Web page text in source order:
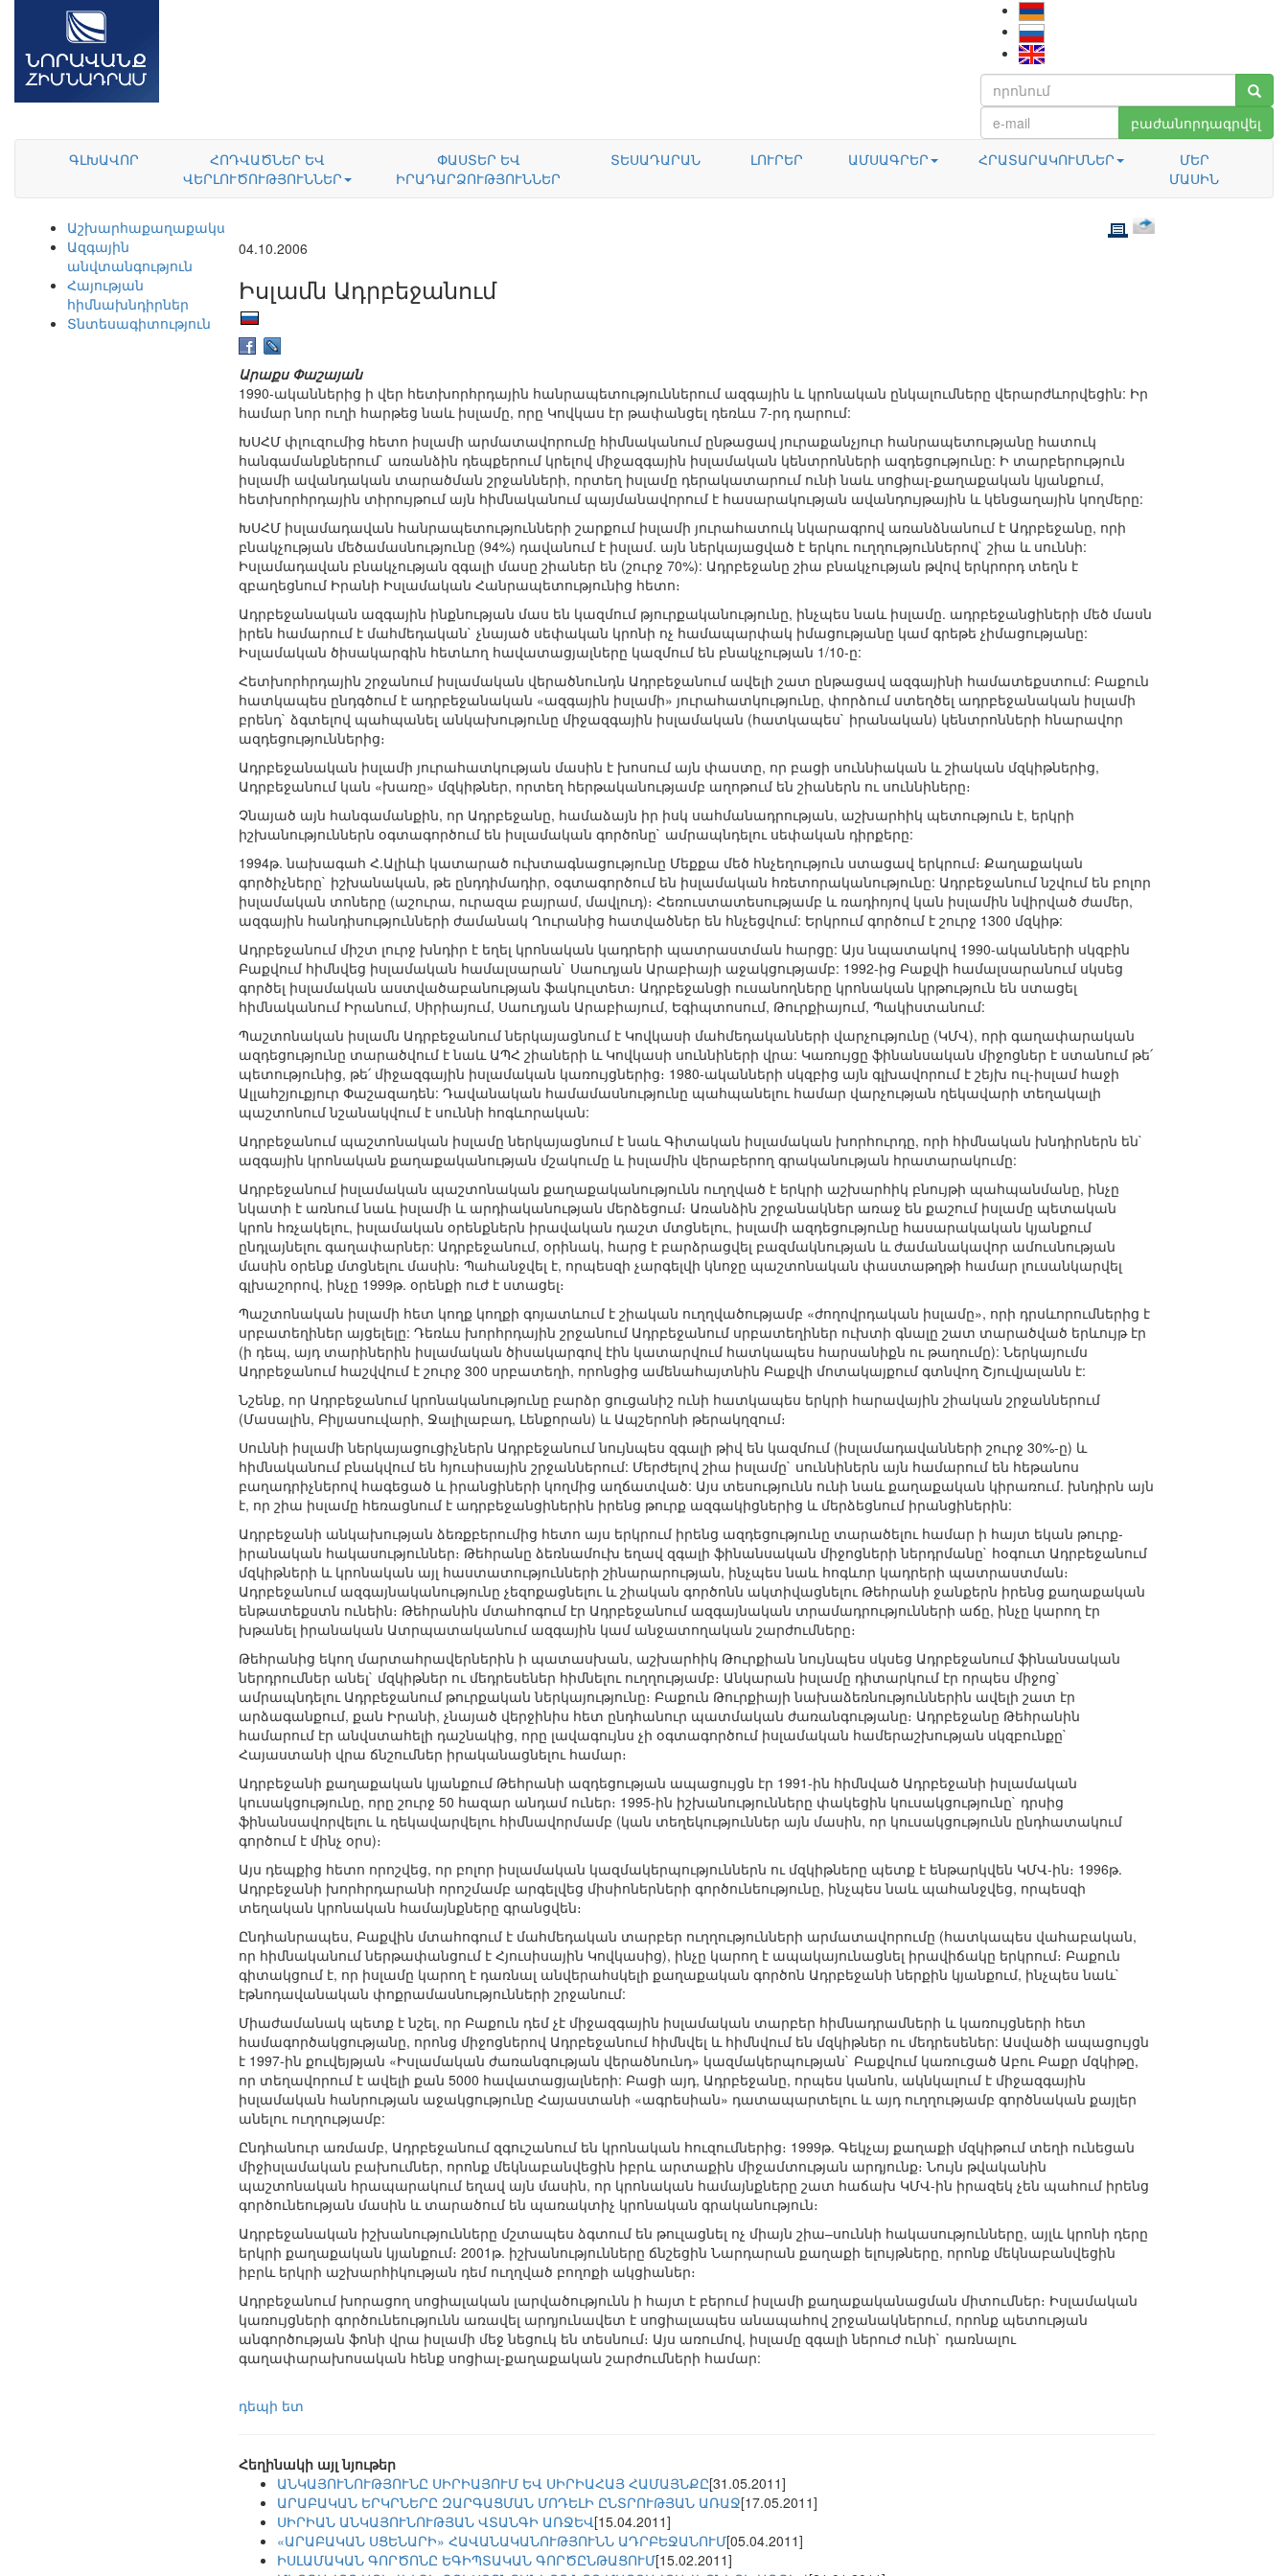
բաժանորդագրվել
ԳԼԽԱՎՈՐ
ՀՈԴՎԱԾՆԵՐ ԵՎ
ՎԵՐԼՈՒԾՈՒԹՅՈՒՆՆԵՐ
ՓԱՍՏԵՐ ԵՎ
ԻՐԱԴԱՐՁՈՒԹՅՈՒՆՆԵՐ
ՏԵՍԱԴԱՐԱՆ ԼՈՒՐԵՐ ԱՄՍԱԳՐԵՐ ՀՐԱՏԱՐԱԿՈՒՄՆԵՐ
ՄԵՐ
ՄԱՍԻՆ
Աշխարհաքաղաքականություն
Ազգային
անվտանգություն
Հայության
հիմնախնդիրներ
Տնտեսագիտություն
04.10.2006
Իսլամն Ադրբեջանում
Արաքս Փաշայան
1990-ականներից ի վեր հետխորհրդային հանրապետություններում ազգային և կրոնական ընկալումները վերարժևորվեցին: Իր
համար նոր ուղի հարթեց նաև իսլամը, որը Կովկաս էր թափանցել դեռևս 7-րդ դարում:
ԽՍՀՄ փլուզումից հետո իսլամի արմատավորումը հիմնականում ընթացավ յուրաքանչյուր հանրապետությանը հատուկ
հանգամանքներում` առանձին դեպքերում կրելով միջազգային իսլամական կենտրոնների ազդեցությունը: Ի տարբերություն
իսլամի ավանդական տարածման շրջանների, որտեղ իսլամը դերակատարում ունի նաև սոցիալ-քաղաքական կյանքում,
հետխորհրդային տիրույթում այն հիմնականում պայմանավորում է հասարակության ավանդույթային և կենցաղային կողմերը:
ԽՍՀՄ իսլամադավան հանրապետությունների շարքում իսլամի յուրահատուկ նկարագրով առանձնանում է Ադրբեջանը, որի
բնակչության մեծամասնությունը (94%) դավանում է իսլամ. այն ներկայացված է երկու ուղղություններով` շիա և սուննի:
Իսլամադավան բնակչության զգալի մասը շիաներ են (շուրջ 70%): Ադրբեջանը շիա բնակչության թվով երկրորդ տեղն է
զբաղեցնում Իրանի Իսլամական Հանրապետությունից հետո։
Ադրբեջանական ազգային ինքնության մաս են կազմում թյուրքականությունը, ինչպես նաև իսլամը. ադրբեջանցիների մեծ մասն
իրեն համարում է մահմեդական` չնայած սեփական կրոնի ոչ համապարփակ իմացությանը կամ գրեթե չիմացությանը:
Իսլամական ծիսակարգին հետևող հավատացյալները կազմում են բնակչության 1/10-ը:
Հետխորհրդային շրջանում իսլամական վերածնունդն Ադրբեջանում ավելի շատ ընթացավ ազգայինի համատեքստում: Բաքուն
հատկապես ընդգծում է ադրբեջանական «ազգային իսլամի» յուրահատկությունը, փորձում ստեղծել ադրբեջանական իսլամի
բրենդ` ձգտելով պահպանել անկախությունը միջազգային իսլամական (հատկապես` իրանական) կենտրոնների հնարավոր
ազդեցություններից։
Ադրբեջանական իսլամի յուրահատկության մասին է խոսում այն փաստը, որ բացի սուննիական և շիական մզկիթներից,
Ադրբեջանում կան «խառը» մզկիթներ, որտեղ հերթականությամբ աղոթում են շիաներն ու սուննիները։
Չնայած այն հանգամանքին, որ Ադրբեջանը, համաձայն իր իսկ սահմանադրության, աշխարհիկ պետություն է, երկրի
իշխանություններն օգտագործում են իսլամական գործոնը` ամրապնդելու սեփական դիրքերը:
1994թ. նախագահ Հ.Ալիևի կատարած ուխտագնացությունը Մեքքա մեծ հնչեղություն ստացավ երկրում։ Քաղաքական
գործիչները` իշխանական, թե ընդդիմադիր, օգտագործում են իսլամական հռետորականությունը: Ադրբեջանում նշվում են բոլոր
իսլամական տոները (աշուրա, ուրազա բայրամ, մավլուդ)։ Հեռուստատեսությամբ և ռադիոյով կան իսլամին նվիրված ժամեր,
ազգային հանդիսությունների ժամանակ Ղուրանից հատվածներ են հնչեցվում: Երկրում գործում է շուրջ 1300 մզկիթ:
Ադրբեջանում միշտ լուրջ խնդիր է եղել կրոնական կադրերի պատրաստման հարցը: Այս նպատակով 1990-ականների սկզբին
Բաքվում հիմնվեց իսլամական համալսարան` Սաուդյան Արաբիայի աջակցությամբ: 1992-ից Բաքվի համալսարանում սկսեց
գործել իսլամական աստվածաբանության ֆակուլտետ։ Ադրբեջանցի ուսանողները կրոնական կրթություն են ստացել
հիմնականում Իրանում, Սիրիայում, Սաուդյան Արաբիայում, Եգիպտոսում, Թուրքիայում, Պակիստանում:
Պաշտոնական իսլամն Ադրբեջանում ներկայացնում է Կովկասի մահմեդականների վարչությունը (ԿՄՎ), որի գաղափարական
ազդեցությունը տարածվում է նաև ԱՊՀ շիաների և Կովկասի սուննիների վրա: Կառույցը ֆինանսական միջոցներ է ստանում թե՛
պետությունից, թե՛ միջազգային իսլամական կառույցներից։ 1980-ականների սկզբից այն գլխավորում է շեյխ ուլ-իսլամ հաջի
Ալլահշյուքյուր Փաշազադեն: Դավանական համամասնությունը պահպանելու համար վարչության ղեկավարի տեղակալի
պաշտոնում նշանակվում է սուննի հոգևորական:
Ադրբեջանում պաշտոնական իսլամը ներկայացնում է նաև Գիտական իսլամական խորհուրդը, որի հիմնական խնդիրներն են`
ազգային կրոնական քաղաքականության մշակումը և իսլամին վերաբերող գրականության հրատարակումը:
Ադրբեջանում իսլամական պաշտոնական քաղաքականությունն ուղղված է երկրի աշխարհիկ բնույթի պահպանմանը, ինչը
նկատի է առնում նաև իսլամի և արդիականության մերձեցում։ Առանձին շրջանակներ առաջ են քաշում իսլամը պետական
կրոն հռչակելու, իսլամական օրենքներն իրավական դաշտ մտցնելու, իսլամի ազդեցությունը հասարակական կյանքում
ընդլայնելու գաղափարներ: Ադրբեջանում, օրինակ, հարց է բարձրացվել բազմակնության և ժամանակավոր ամուսնության
մասին օրենք մտցնելու մասին։ Պահանջվել է, որպեսզի չարգելվի կնոջը պաշտոնական փաստաթղթի համար լուսանկարվել
գլխաշորով, ինչը 1999թ. օրենքի ուժ է ստացել։
Պաշտոնական իսլամի հետ կողք կողքի գոյատևում է շիական ուղղվածությամբ «ժողովրդական իսլամը», որի դրսևորումներից է
սրբատեղիներ այցելելը: Դեռևս խորհրդային շրջանում Ադրբեջանում սրբատեղիներ ուխտի գնալը շատ տարածված երևույթ էր
(ի դեպ, այդ տարիներին իսլամական ծիսակարգով էին կատարվում հատկապես հարսանիքն ու թաղումը): Ներկայումս
Ադրբեջանում հաշվվում է շուրջ 300 սրբատեղի, որոնցից ամենահայտնին Բաքվի մոտակայքում գտնվող Շյուվյալանն է:
Նշենք, որ Ադրբեջանում կրոնականությունը բարձր ցուցանիշ ունի հատկապես երկրի հարավային շիական շրջաններում
(Մասալին, Բիլյասուվարի, Ջալիլաբադ, Լենքորան) և Ապշերոնի թերակղզում։
Սուննի իսլամի ներկայացուցիչներն Ադրբեջանում նույնպես զգալի թիվ են կազմում (իսլամադավանների շուրջ 30%-ը) և
հիմնականում բնակվում են հյուսիսային շրջաններում: Մերժելով շիա իսլամը` սուննիներն այն համարում են հեթանոս
բաղադրիչներով հագեցած և իրանցիների կողմից աղճատված: Այս տեսությունն ունի նաև քաղաքական կիրառում. խնդիրն այն
է, որ շիա իսլամը հեռացնում է ադրբեջանցիներին իրենց թուրք ազգակիցներից և մերձեցնում իրանցիներին:
Ադրբեջանի անկախության ձեռքբերումից հետո այս երկրում իրենց ազդեցությունը տարածելու համար ի հայտ եկան թուրք-
իրանական հակասություններ։ Թեհրանը ձեռնամուխ եղավ զգալի ֆինանսական միջոցների ներդրմանը` հօգուտ Ադրբեջանում
մզկիթների և կրոնական այլ հաստատությունների շինարարության, ինչպես նաև հոգևոր կադրերի պատրաստման։
Ադրբեջանում ազգայնականությունը չեզոքացնելու և շիական գործոնն ակտիվացնելու Թեհրանի ջանքերն իրենց քաղաքական
ենթատեքստն ունեին։ Թեհրանին մտահոգում էր Ադրբեջանում ազգայնական տրամադրությունների աճը, ինչը կարող էր
խթանել իրանական Ատրպատականում ազգային կամ անջատողական շարժումները։
Թեհրանից եկող մարտահրավերներին ի պատասխան, աշխարհիկ Թուրքիան նույնպես սկսեց Ադրբեջանում ֆինանսական
ներդրումներ անել` մզկիթներ ու մեդրեսեներ հիմնելու ուղղությամբ։ Անկարան իսլամը դիտարկում էր որպես միջոց`
ամրապնդելու Ադրբեջանում թուրքական ներկայությունը։ Բաքուն Թուրքիայի նախաձեռնություններին ավելի շատ էր
արձագանքում, քան Իրանի, չնայած վերջինիս հետ ընդհանուր պատմական ժառանգությանը։ Ադրբեջանը Թեհրանին
համարում էր անվստահելի դաշնակից, որը լավագույնս չի օգտագործում իսլամական համերաշխության սկզբունքը`
Հայաստանի վրա ճնշումներ իրականացնելու համար։
Ադրբեջանի քաղաքական կյանքում Թեհրանի ազդեցության ապացույցն էր 1991-ին հիմնված Ադրբեջանի իսլամական
կուսակցությունը, որը շուրջ 50 հազար անդամ ուներ։ 1995-ին իշխանությունները փակեցին կուսակցությունը` դրսից
ֆինանսավորվելու և ղեկավարվելու հիմնավորմամբ (կան տեղեկություններ այն մասին, որ կուսակցությունն ընդհատակում
գործում է մինչ օրս)։
Այս դեպքից հետո որոշվեց, որ բոլոր իսլամական կազմակերպություններն ու մզկիթները պետք է ենթարկվեն ԿՄՎ-ին։ 1996թ.
Ադրբեջանի խորհրդարանի որոշմամբ արգելվեց միսիոներների գործունեությունը, ինչպես նաև պահանջվեց, որպեսզի
տեղական կրոնական համայնքները գրանցվեն։
Ընդհանրապես, Բաքվին մտահոգում է մահմեդական տարբեր ուղղությունների արմատավորումը (հատկապես վահաբական,
որ հիմնականում ներթափանցում է Հյուսիսային Կովկասից), ինչը կարող է ապակայունացնել իրավիճակը երկրում։ Բաքուն
գիտակցում է, որ իսլամը կարող է դառնալ անվերահսկելի քաղաքական գործոն Ադրբեջանի ներքին կյանքում, ինչպես նաև`
էթնոդավանական փոքրամասնությունների շրջանում:
Միաժամանակ պետք է նշել, որ Բաքուն դեմ չէ միջազգային իսլամական տարբեր հիմնադրամների և կառույցների հետ
համագործակցությանը, որոնց միջոցներով Ադրբեջանում հիմնվել և հիմնվում են մզկիթներ ու մեդրեսեներ: Ասվածի ապացույցն
է 1997-ին քուվեյթյան «Իսլամական ժառանգության վերածնունդ» կազմակերպության` Բաքվում կառուցած Աբու Բաքր մզկիթը,
որ տեղավորում է ավելի քան 5000 հավատացյալների: Բացի այդ, Ադրբեջանը, որպես կանոն, ակնկալում է միջազգային
իսլամական հանրության աջակցությունը Հայաստանի «ագրեսիան» դատապարտելու և այդ ուղղությամբ գործնական քայլեր
անելու ուղղությամբ:
Ընդհանուր առմամբ, Ադրբեջանում զգուշանում են կրոնական հուզումներից։ 1999թ. Գեկչայ քաղաքի մզկիթում տեղի ունեցան
միջիսլամական բախումներ, որոնք մեկնաբանվեցին իբրև արտաքին միջամտության արդյունք։ Նույն թվականին
պաշտոնական հրապարակում եղավ այն մասին, որ կրոնական համայնքները շատ հաճախ ԿՄՎ-ին իրազեկ չեն պահում իրենց
գործունեության մասին և տարածում են պառակտիչ կրոնական գրականություն։
Ադրբեջանական իշխանությունները մշտապես ձգտում են թուլացնել ոչ միայն շիա–սուննի հակասությունները, այլև կրոնի դերը
երկրի քաղաքական կյանքում։ 2001թ. իշխանությունները ճնշեցին Նարդարան քաղաքի ելույթները, որոնք մեկնաբանվեցին
իբրև երկրի աշխարհիկության դեմ ուղղված բողոքի ակցիաներ։
Ադրբեջանում խորացող սոցիալական լարվածությունն ի հայտ է բերում իսլամի քաղաքականացման միտումներ։ Իսլամական
կառույցների գործունեությունն առավել արդյունավետ է սոցիալապես անապահով շրջանակներում, որոնք պետության
անգործության ֆոնի վրա իսլամի մեջ նեցուկ են տեսնում։ Այս առումով, իսլամը զգալի ներուժ ունի` դառնալու
գաղափարախոսական հենք սոցիալ-քաղաքական շարժումների համար:
դեպի ետ
Հեղինակի այլ նյութեր
ԱՆԿԱՅՈՒՆՈՒԹՅՈՒՆԸ ՍԻՐԻԱՅՈՒՄ ԵՎ ՍԻՐԻԱՀԱՅ ՀԱՄԱՅՆՔԸ[31.05.2011]
ԱՐԱԲԱԿԱՆ ԵՐԿՐՆԵՐԸ ԶԱՐԳԱՑՄԱՆ ՄՈԴԵԼԻ ԸՆՏՐՈՒԹՅԱՆ ԱՌԱՋ[17.05.2011]
ՍԻՐԻԱՆ ԱՆԿԱՅՈՒՆՈՒԹՅԱՆ ՎՏԱՆԳԻ ԱՌՋԵՎ[15.04.2011]
«ԱՐԱԲԱԿԱՆ ՍՑԵՆԱՐԻ» ՀԱՎԱՆԱԿԱՆՈՒԹՅՈՒՆՆ ԱԴՐԲԵՋԱՆՈՒՄ[05.04.2011]
ԻՍԼԱՄԱԿԱՆ ԳՈՐԾՈՆԸ ԵԳԻՊՏԱԿԱՆ ԳՈՐԾԸՆԹԱՑՈՒՄ[15.02.2011]